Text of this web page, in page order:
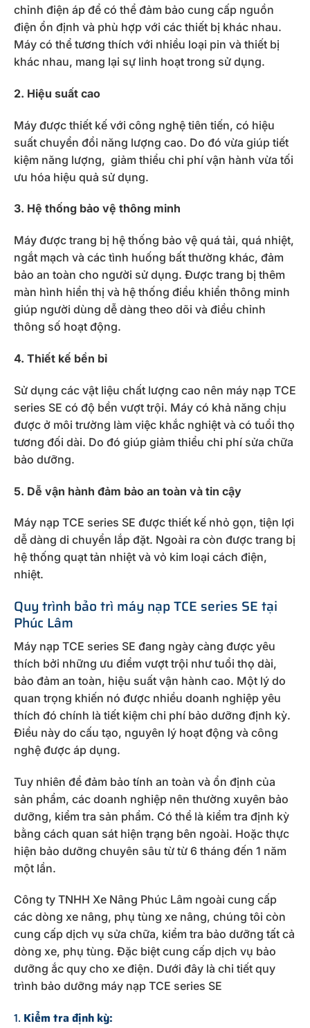
chỉnh điện áp để có thể đảm bảo cung cấp nguồn
điện ổn định và phù hợp với các thiết bị khác nhau.
Máy có thể tương thích với nhiều loại pin và thiết bị
khác nhau, mang lại sự linh hoạt trong sử dụng.
2. Hiệu suất cao
Máy được thiết kế với công nghệ tiên tiến, có hiệu
suất chuyển đổi năng lượng cao. Do đó vừa giúp tiết
kiệm năng lượng, giảm thiểu chi phí vận hành vừa tối
ưu hóa hiệu quả sử dụng.
3. Hệ thống bảo vệ thông minh
Máy được trang bị hệ thống bảo vệ quá tải, quá nhiệt,
ngắt mạch và các tình huống bất thường khác, đảm
bảo an toàn cho người sử dụng. Được trang bị thêm
màn hình hiển thị và hệ thống điều khiển thông minh
giúp người dùng dễ dàng theo dõi và điều chỉnh
thông số hoạt động.
4. Thiết kế bền bỉ
Sử dụng các vật liệu chất lượng cao nên máy nạp TCE
series SE có độ bền vượt trội. Máy có khả năng chịu
được ở môi trường làm việc khắc nghiệt và có tuổi thọ
tương đối dài. Do đó giúp giảm thiểu chi phí sửa chữa
bảo dưỡng.
5. Dễ vận hành đảm bảo an toàn và tin cậy
Máy nạp TCE series SE được thiết kế nhỏ gọn, tiện lợi
dễ dàng di chuyển lắp đặt. Ngoài ra còn được trang bị
hệ thống quạt tản nhiệt và vỏ kim loại cách điện,
nhiệt.
Quy trình bảo trì máy nạp TCE series SE tại
Phúc Lâm
Máy nạp TCE series SE đang ngày càng được yêu
thích bởi những ưu điểm vượt trội như tuổi thọ dài,
bảo đảm an toàn, hiệu suất vận hành cao. Một lý do
quan trọng khiến nó được nhiều doanh nghiệp yêu
thích đó chính là tiết kiệm chi phí bảo dưỡng định kỳ.
Điều này do cấu tạo, nguyên lý hoạt động và công
nghệ được áp dụng.
Tuy nhiên để đảm bảo tính an toàn và ổn định của
sản phẩm, các doanh nghiệp nên thường xuyên bảo
dưỡng, kiểm tra sản phẩm. Có thể là kiểm tra định kỳ
bằng cách quan sát hiện trạng bên ngoài. Hoặc thực
hiện bảo dưỡng chuyên sâu từ từ 6 tháng đến 1 năm
một lần.
Công ty TNHH Xe Nâng Phúc Lâm ngoài cung cấp
các dòng xe nâng, phụ tùng xe nâng, chúng tôi còn
cung cấp dịch vụ sửa chữa, kiểm tra bảo dưỡng tất cả
dòng xe, phụ tùng. Đặc biệt cung cấp dịch vụ bảo
dưỡng ắc quy cho xe điện. Dưới đây là chi tiết quy
trình bảo dưỡng máy nạp TCE series SE
1. Kiểm tra định kỳ: